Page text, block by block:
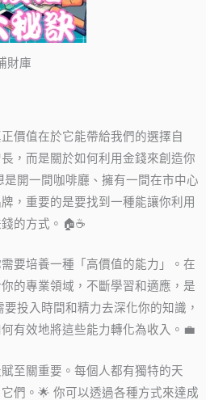
財庫
價值在於它能帶給我們的選擇自
，而是關於如何利用金錢來創造你
開一間咖啡廳、擁有一間在市中心
，重要的是要找到一種能讓你利用
的方式。🏠☕
要培養一種「高價值的能力」。在
的專業領域，不斷學習和適應，是
投入時間和精力去深化你的知識，
有效地將這些能力轉化為收入。💼
至關重要。每個人都有獨特的天
們。🌟 你可以透過各種方式來達成